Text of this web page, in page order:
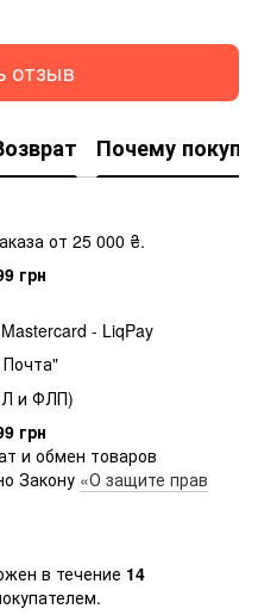
отзыв
Почему
от 25 000 ₴.
грн
- LiqPay
и ФЛП)
грн
и обмен товаров
Закону «О защите прав
в течение 14